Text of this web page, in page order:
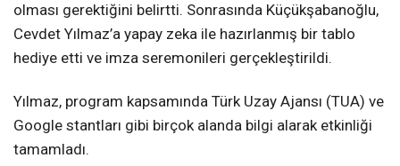
olması gerektiğini belirtti. Sonrasında Küçükşabanoğlu,
Cevdet Yılmaz’a yapay zeka ile hazırlanmış bir tablo
hediye etti ve imza seremonileri gerçekleştirildi.
Yılmaz, program kapsamında Türk Uzay Ajansı (TUA) ve
Google stantları gibi birçok alanda bilgi alarak etkinliği
tamamladı.